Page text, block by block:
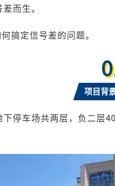
差 而生。
搞定信号差的问题。
项目背
下停车场共两层，负二层4